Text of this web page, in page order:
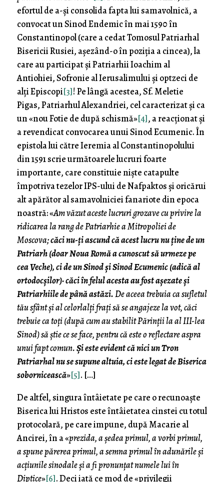
efortul de a-și consolida fapta lui samavolnică, a
convocat un Sinod Endemic în mai 1590 în
Constantinopol (care a cedat Tomosul Patriarhal
Bisericii Rusiei, așezând-o în poziția a cincea), la
care au participat și Patriarhii Ioachim al
Antiohiei, Sofronie al Ierusalimului și optzeci de
alți Episcopi[3]! Pe lângă acestea, Sf. Meletie
Pigas, Patriarhul Alexandriei, cel caracterizat și ca
un «nou Fotie de după schismă»[4], a reacționat și
a revendicat convocarea unui Sinod Ecumenic. În
epistola lui către Ieremia al Constantinopolului
din 1591 scrie următoarele lucruri foarte
importante, care constituie niște catapulte
împotriva tezelor IPS-ului de Nafpaktos și oricărui
alt apărător al samavolniciei fanariote din epoca
noastră: «Am văzut aceste lucruri grozave cu privire la
ridicarea la rang de Patriarhie a Mitropoliei de
Moscova;căci nu-ți ascund că acest lucru nu ține de un
Patriarh (doar Noua Romă a cunoscut să urmeze pe
cea Veche), ci de un Sinod și Sinod Ecumenic (adică al
ortodocșilor)· căci în felul acesta au fost așezate și
Patriarhiile de până astăzi.De aceea trebuia ca sufletul
tău sfânt și al celorlalți frați să se angajeze la vot, căci
trebuie ca toți (după cum au stabilit Părinții la al III-lea
Sinod) să știe ce se face, pentru că este o reflectare aspra
unui fapt comun.Și este evident că nici un Tron
Patriarhal nu se supune altuia, ci este legat de Biserica
sobornicească»[5]. […]
De altfel, singura întâietate pe care o recunoaște
Biserica lui Hristos este întâietatea cinstei cu totul
protocolară, pe care impune, după Macarie al
Ancirei, în a «prezida, a ședea primul, a vorbi primul,
a spune părerea primul, a semna primul în adunările și
acțiunile sinodale și a fi pronunțat numele lui în
Diptice»[6]. Deci iată ce mod de «privilegii